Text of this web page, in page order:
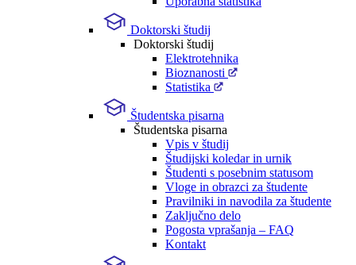
Doktorski študij
Doktorski študij
Elektrotehnika
Bioznanosti
Statistika
Študentska pisarna
Študentska pisarna
Vpis v študij
Študijski koledar in urnik
Študenti s posebnim statusom
Vloge in obrazci za študente
Pravilniki in navodila za študente
Zaključno delo
Pogosta vprašanja – FAQ
Kontakt